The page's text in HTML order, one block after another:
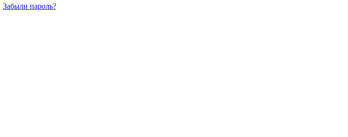
Забыли пароль?